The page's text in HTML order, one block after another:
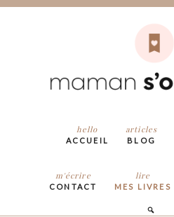
hello
ACCUEIL
articles
BLOG
m'écrire
CONTACT
lire
MES LIVRES